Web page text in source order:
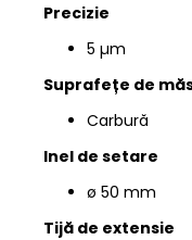
Precizie
5 µm
Suprafețe de
Carbură
Inel de setare
ø 50 mm
Tijă de extensie